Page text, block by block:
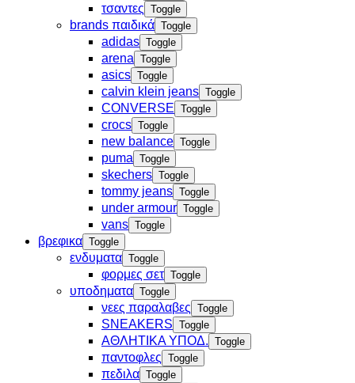
τσαντες Toggle
brands παιδικά Toggle
adidas Toggle
arena Toggle
asics Toggle
calvin klein jeans Toggle
CONVERSE Toggle
crocs Toggle
new balance Toggle
puma Toggle
skechers Toggle
tommy jeans Toggle
under armour Toggle
vans Toggle
βρεφικα Toggle
ενδυματα Toggle
φορμες σετ Toggle
υποδηματα Toggle
νεες παραλαβες Toggle
SNEAKERS Toggle
ΑΘΛΗΤΙΚΑ ΥΠΟΔ. Toggle
παντοφλες Toggle
πεδιλα Toggle